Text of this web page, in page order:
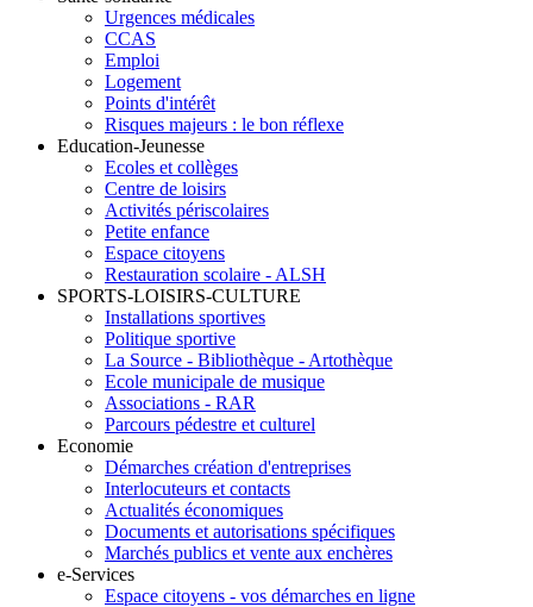
Urgences médicales
CCAS
Emploi
Logement
Points d'intérêt
Risques majeurs : le bon réflexe
Education-Jeunesse
Ecoles et collèges
Centre de loisirs
Activités périscolaires
Petite enfance
Espace citoyens
Restauration scolaire - ALSH
SPORTS-LOISIRS-CULTURE
Installations sportives
Politique sportive
La Source - Bibliothèque - Artothèque
Ecole municipale de musique
Associations - RAR
Parcours pédestre et culturel
Economie
Démarches création d'entreprises
Interlocuteurs et contacts
Actualités économiques
Documents et autorisations spécifiques
Marchés publics et vente aux enchères
e-Services
Espace citoyens - vos démarches en ligne